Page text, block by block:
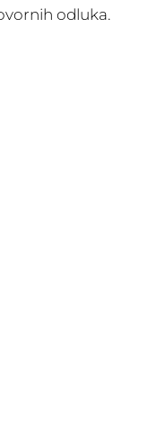
odluka.